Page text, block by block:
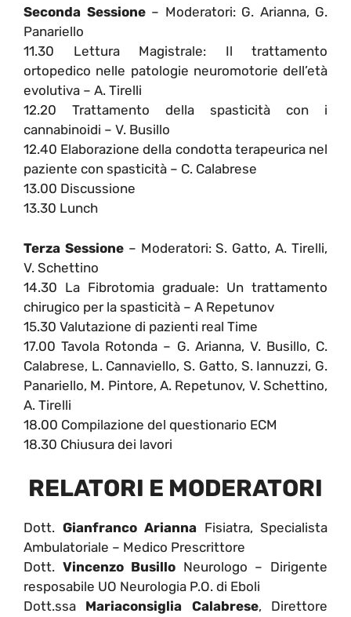
Seconda Sessione– Moderatori: G. Arianna, G.
Panariello
11.30 Lettura Magistrale: Il trattamento
ortopedico nelle patologie neuromotorie dell’età
evolutiva – A. Tirelli
12.20 Trattamento della spasticità con i
cannabinoidi – V. Busillo
12.40 Elaborazione della condotta terapeurica nel
paziente con spasticità – C. Calabrese
13.00 Discussione
13.30 Lunch
Terza Sessione– Moderatori: S. Gatto, A. Tirelli,
V. Schettino
14.30 La Fibrotomia graduale: Un trattamento
chirugico per la spasticità – A Repetunov
15.30 Valutazione di pazienti real Time
17.00 Tavola Rotonda – G. Arianna, V. Busillo, C.
Calabrese, L. Cannaviello, S. Gatto, S. Iannuzzi, G.
Panariello, M. Pintore, A. Repetunov, V. Schettino,
A. Tirelli
18.00 Compilazione del questionario ECM
18.30 Chiusura dei lavori
RELATORI E MODERATORI
Dott. Gianfranco Arianna Fisiatra, Specialista
Ambulatoriale – Medico Prescrittore
Dott. Vincenzo Busillo Neurologo – Dirigente
resposabile UO Neurologia P.O. di Eboli
Dott.ssa Mariaconsiglia Calabrese, Direttore